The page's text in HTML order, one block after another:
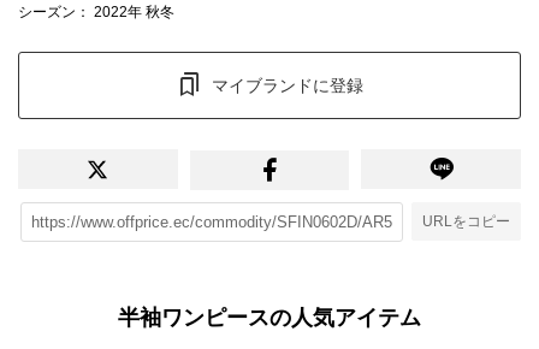
シーズン ： 2022年 秋冬
マイブランドに登録
URLをコピー
半袖ワンピースの人気アイテム